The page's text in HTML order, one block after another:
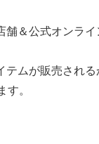
＆公式オンラ
ムが販売される
す。